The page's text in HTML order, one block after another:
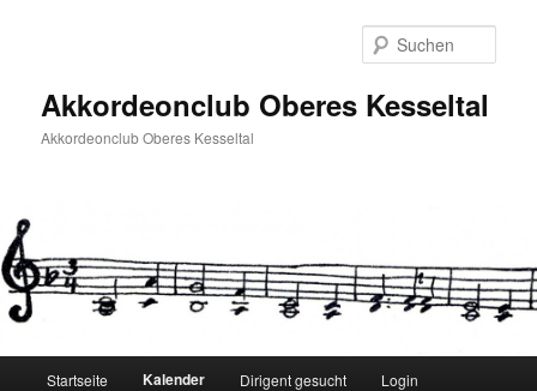
Akkordeonclub Oberes Kesseltal
Akkordeonclub Oberes Kesseltal
Startseite Kalender Dirigent gesucht Login